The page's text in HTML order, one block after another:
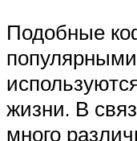
Подобные
жизни. В
много